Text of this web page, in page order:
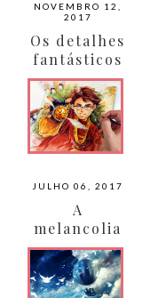
NOVEMBRO 12,
2017
Os detalhes
fantásticos
nas obras
de Nashi
JULHO 06, 2017
A
melancolia
serena dos
trabalhos
de Niken